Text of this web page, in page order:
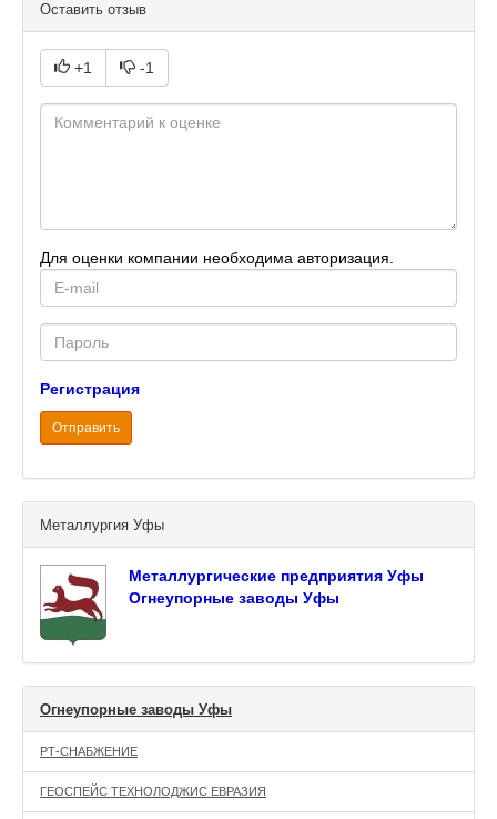
Оставить отзыв
+1 -1
Для оценки компании необходима авторизация.
mail
Password
Регистрация
Отправить
Металлургия Уфы
Металлургические предприятия Уфы
Огнеупорные заводы Уфы
Огнеупорные заводы Уфы
РТ-СНАБЖЕНИЕ
ГЕОСПЕЙС ТЕХНОЛОДЖИС ЕВРАЗИЯ